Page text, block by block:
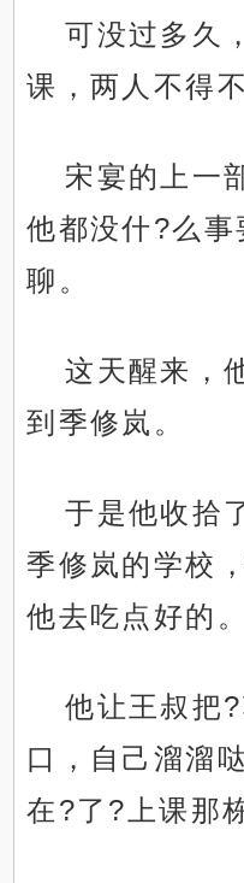
可没过多久
课，两人不得
宋宴的上一
他都没什?么
聊。
这天醒来，
到季修岚。
于是他收拾
季修岚的学校
他去吃点好的。
他让王叔把
口，自己溜溜
在?了?上课那